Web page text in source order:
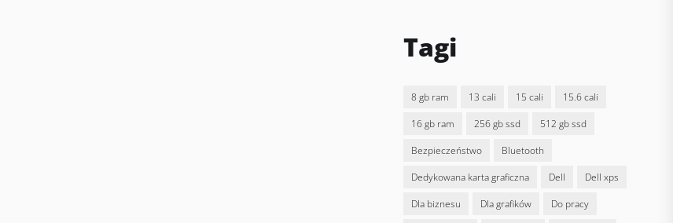
Tagi
8 gb ram 13 cali 15 cali
15.6 cali
16 gb ram
256 gb ssd
512 gb ssd
bezpieczeństwo
bluetooth
dedykowana karta graficzna
Dell
dell xps
dla biznesu
dla grafików
do pracy